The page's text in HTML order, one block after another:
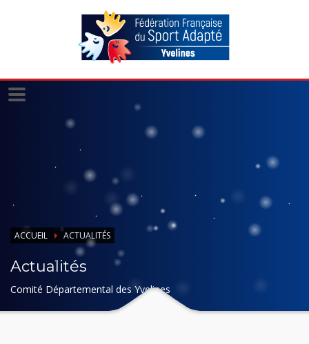
ACCUEIL ACTUALITÉS
Actualités
Comité Départemental des Yvelines
Panneau de gestion des cookies